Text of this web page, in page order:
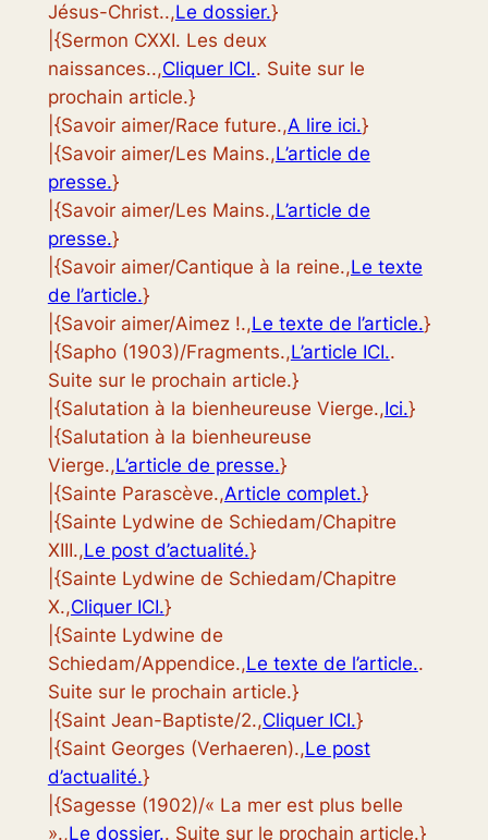
Jésus-Christ..,Le dossier.}
|{Sermon CXXI. Les deux
naissances..,Cliquer ICI.. Suite sur le
prochain article.}
|{Savoir aimer/Race future.,A lire ici.}
|{Savoir aimer/Les Mains.,L’article de
presse.}
|{Savoir aimer/Les Mains.,L’article de
presse.}
|{Savoir aimer/Cantique à la reine.,Le texte
de l’article.}
|{Savoir aimer/Aimez !.,Le texte de l’article.}
|{Sapho (1903)/Fragments.,L’article ICI..
Suite sur le prochain article.}
|{Salutation à la bienheureuse Vierge.,Ici.}
|{Salutation à la bienheureuse
Vierge.,L’article de presse.}
|{Sainte Parascève.,Article complet.}
|{Sainte Lydwine de Schiedam/Chapitre
XIII.,Le post d’actualité.}
|{Sainte Lydwine de Schiedam/Chapitre
X.,Cliquer ICI.}
|{Sainte Lydwine de
Schiedam/Appendice.,Le texte de l’article..
Suite sur le prochain article.}
|{Saint Jean-Baptiste/2.,Cliquer ICI.}
|{Saint Georges (Verhaeren).,Le post
d’actualité.}
|{Sagesse (1902)/« La mer est plus belle
».,Le dossier.. Suite sur le prochain article.}